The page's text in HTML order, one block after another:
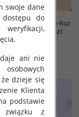
Espadryle damskie Roz
1 kolor Paczka 8 szt
szczegóły
swoje dane
dostępu do
ani nie
osobowych
dzieje się
Klienta
podstawie
związku z